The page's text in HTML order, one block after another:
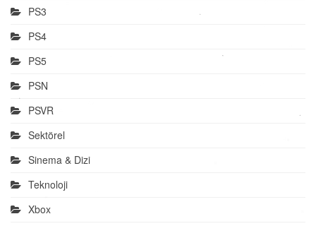
PS3
PS4
PS5
PSN
PSVR
Sektörel
Sinema & Dizi
Teknoloji
Xbox